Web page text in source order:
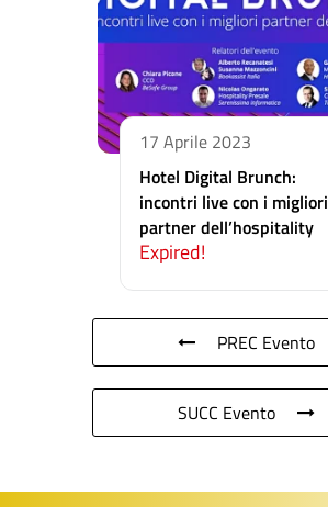
17 Aprile 2023
Hotel Digital Brunch:
incontri live con i migliori
partner dell’hospitality
Expired!
PREC Evento
SUCC Evento